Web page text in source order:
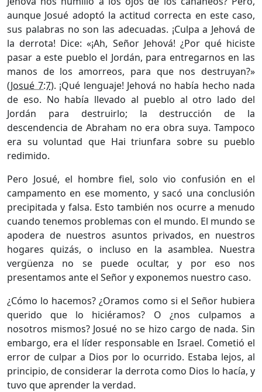
aunque Josué adoptó la actitud correcta en este caso,
sus palabras no son las adecuadas. ¡Culpa a Jehová de
la derrota! Dice: «¡Ah, Señor Jehová! ¿Por qué hiciste
pasar a este pueblo el Jordán, para entregarnos en las
manos de los amorreos, para que nos destruyan?»
(Josué 7:7). ¡Qué lenguaje! Jehová no había hecho nada
de eso. No había llevado al pueblo al otro lado del
Jordán para destruirlo; la destrucción de la
descendencia de Abraham no era obra suya. Tampoco
era su voluntad que Hai triunfara sobre su pueblo
redimido.
Pero Josué, el hombre fiel, solo vio confusión en el
campamento en ese momento, y sacó una conclusión
precipitada y falsa. Esto también nos ocurre a menudo
cuando tenemos problemas con el mundo. El mundo se
apodera de nuestros asuntos privados, en nuestros
hogares quizás, o incluso en la asamblea. Nuestra
vergüenza no se puede ocultar, y por eso nos
presentamos ante el Señor y exponemos nuestro caso.
¿Cómo lo hacemos? ¿Oramos como si el Señor hubiera
querido que lo hiciéramos? O ¿nos culpamos a
nosotros mismos? Josué no se hizo cargo de nada. Sin
embargo, era el líder responsable en Israel. Cometió el
error de culpar a Dios por lo ocurrido. Estaba lejos, al
principio, de considerar la derrota como Dios lo hacía, y
tuvo que aprender la verdad.